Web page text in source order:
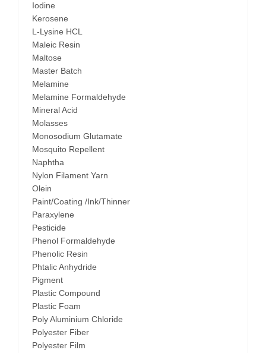
Iodine
Kerosene
L-Lysine HCL
Maleic Resin
Maltose
Master Batch
Melamine
Melamine Formaldehyde
Mineral Acid
Molasses
Monosodium Glutamate
Mosquito Repellent
Naphtha
Nylon Filament Yarn
Olein
Paint/Coating /Ink/Thinner
Paraxylene
Pesticide
Phenol Formaldehyde
Phenolic Resin
Phtalic Anhydride
Pigment
Plastic Compound
Plastic Foam
Poly Aluminium Chloride
Polyester Fiber
Polyester Film